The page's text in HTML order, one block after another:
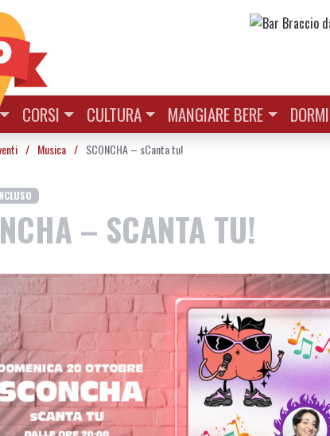
CORSI CULTURA MANGIARE BERE
/ Musica / SCONCHA – sCanta tu!
– SCANTA TU!